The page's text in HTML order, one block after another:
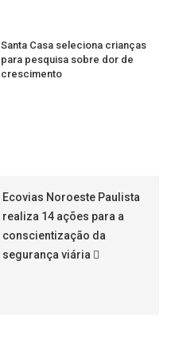
Santa Casa seleciona crianças
para pesquisa sobre dor de
crescimento
Ecovias Noroeste Paulista
realiza 14 ações para a
conscientização da
segurança viária